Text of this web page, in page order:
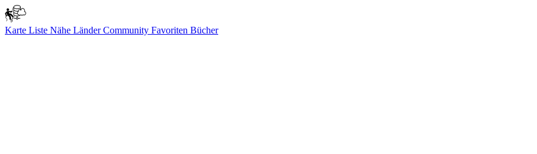
Karte Liste Nähe LänderCommunity Favoriten Bücher